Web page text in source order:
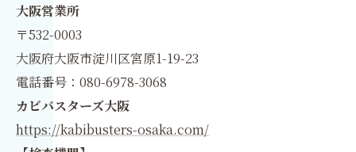
大阪営業所
〒532-0003
大阪府大阪市淀川区宮原1-19-23
電話番号：080-6978-3068
カビバスターズ大阪
https://kabibusters-osaka.com/